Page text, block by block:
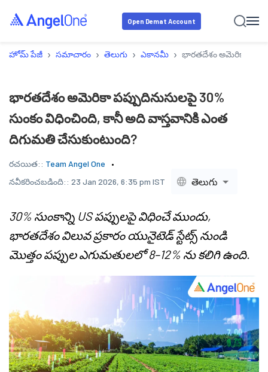
Open Demat Account
హోమ్ పేజీ › సమాచారం › తెలుగు › ఎకానమీ › భారతదేశం అమెరికా
భారతదేశం అమెరికా పప్పుదినుసులపై 30%
సుంకం విధించింది, కానీ అది వాస్తవానికి ఎంత
దిగుమతి చేసుకుంటుంది?
రచయిత:: Team Angel One
నవీకరించబడింది:: 23 Jan 2026, 6:35 pm IST తెలుగు
30% సుంకాన్ని US పప్పులపై విధించే ముందు,
భారతదేశం విలువ ప్రకారం యునైటెడ్ స్టేట్స్ నుండి
మొత్తం పప్పుల ఎగుమతులలో 8–12% ను కలిగి ఉంది.